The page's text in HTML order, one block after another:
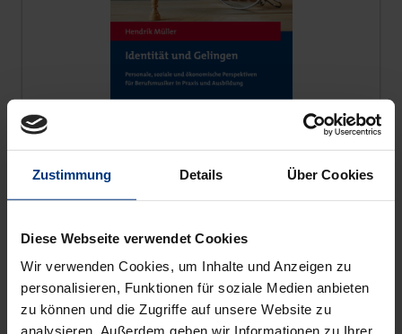
Zustimmung Details Über Cookies
Diese Webseite verwendet Cookies
Wir verwenden Cookies, um Inhalte und Anzeigen zu
personalisieren, Funktionen für soziale Medien anbieten
zu können und die Zugriffe auf unsere Website zu
analysieren. Außerdem geben wir Informationen zu Ihrer
Identität und Gelingen
Der Preis dieses Titels richtet sich nach der
Nomos, 1. Auflage 2017
39,00 €
inkl. MwSt.